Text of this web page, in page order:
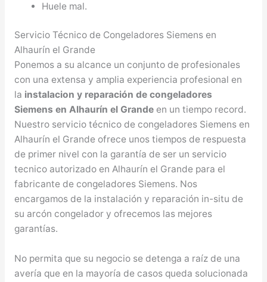
Huele mal.
Servicio Técnico de Congeladores Siemens en
Alhaurín el Grande
Ponemos a su alcance un conjunto de profesionales
con una extensa y amplia experiencia profesional en
la instalacion y reparación de congeladores
Siemens en Alhaurín el Grandeen un tiempo record.
Nuestro servicio técnico de congeladores Siemens en
Alhaurín el Grande ofrece unos tiempos de respuesta
de primer nivel con la garantía de ser un servicio
tecnico autorizado en Alhaurín el Grande para el
fabricante de congeladores Siemens. Nos
encargamos de la instalación y reparación in-situ de
su arcón congelador y ofrecemos las mejores
garantías.
No permita que su negocio se detenga a raíz de una
avería que en la mayoría de casos queda solucionada